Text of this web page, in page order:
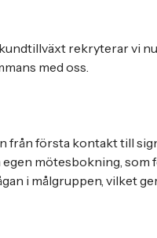
rekryterar vi
med oss.
från första kontakt till
mötesbokning, som
i målgruppen, vilket